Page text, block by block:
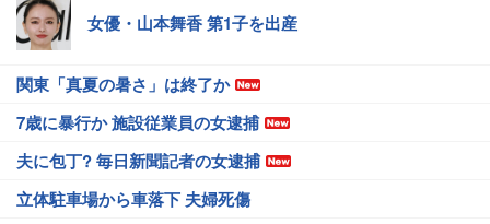
女優・山本舞香 第1子を出産
関東「真夏の暑さ」は終了か
7歳に暴行か 施設従業員の女逮捕
夫に包丁? 毎日新聞記者の女逮捕
立体駐車場から車落下 夫婦死傷